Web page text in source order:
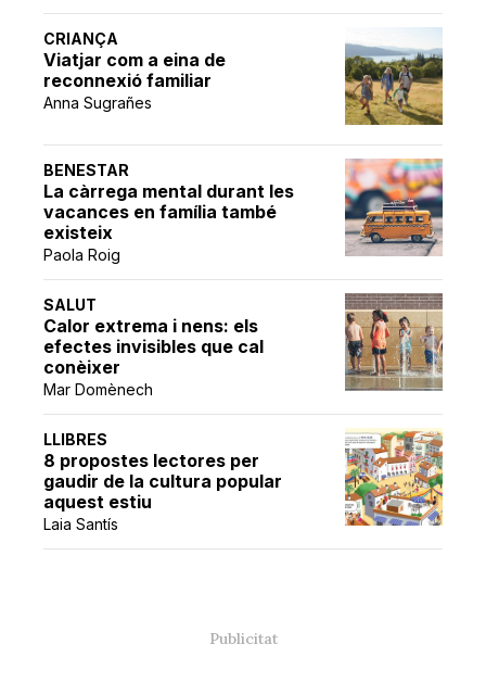
CRIANÇA
Viatjar com a eina de
reconnexió familiar
Anna Sugrañes
BENESTAR
La càrrega mental durant les
vacances en família també
existeix
Paola Roig
SALUT
Calor extrema i nens: els
efectes invisibles que cal
conèixer
Mar Domènech
LLIBRES
8 propostes lectores per
gaudir de la cultura popular
aquest estiu
Laia Santís